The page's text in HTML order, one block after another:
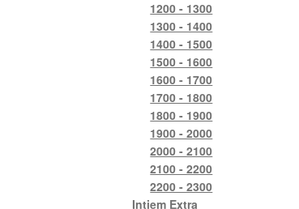
1200 - 1300
1300 - 1400
1400 - 1500
1500 - 1600
1600 - 1700
1700 - 1800
1800 - 1900
1900 - 2000
2000 - 2100
2100 - 2200
2200 - 2300
Intiem Extra